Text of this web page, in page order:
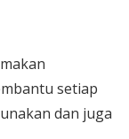
setiap
dan juga